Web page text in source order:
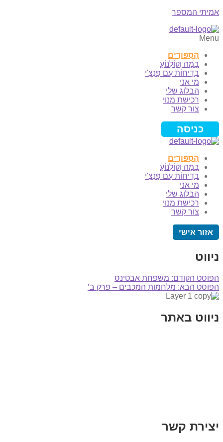
אמיתי המספר
Menu
הַסִּפּוּרִים
בָּמָה וְקוֹלְנוֹעַ
בְּדִיחוֹת עִם פַּנְצִ'י
מי אני
הבלוג שלי
רכישת מנוי
צור קשר
כניסה
הַסִּפּוּרִים
בָּמָה וְקוֹלְנוֹעַ
בְּדִיחוֹת עִם פַּנְצִ'י
מי אני
הבלוג שלי
רכישת מנוי
צור קשר
אזור אישי
ניווט
הפוסט הקודם: משפחת אבטינס
הפוסט הבא: מלחמות המכבים – פרק ב’
ניווט באתר
יצירת קשר